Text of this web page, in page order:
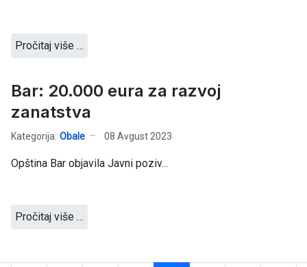
Pročitaj više …
Bar: 20.000 eura za razvoj
zanatstva
Kategorija: Obale 08 Avgust 2023
Opština Bar objavila Javni poziv...
Pročitaj više …